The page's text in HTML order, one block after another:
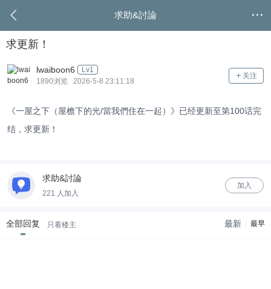
求助&討論
求更新！
lwaiboon6
Lv1
1890浏览 2026-5-8 23:11:18
关注
《一屋之下（屋檐下的光/當我們住在一起）》已经更新至第100话完
结，求更新！
求助&討論
221 人加入
加入
全部回复 只看楼主 最新 最早